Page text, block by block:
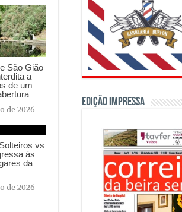
São Gião
a
de um
de 2026
vs
às
da
de 2026
Edição Impressa